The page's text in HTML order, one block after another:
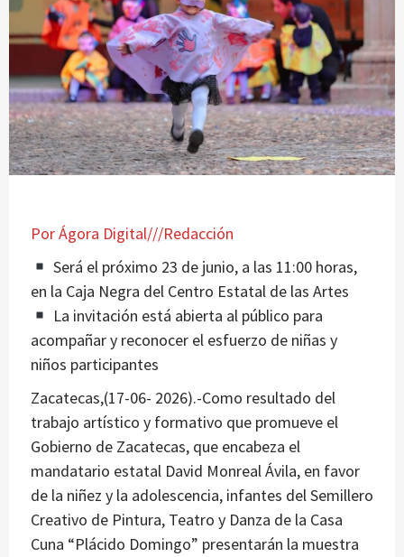
Por Ágora Digital///Redacción
Será el próximo 23 de junio, a las 11:00 horas,
en la Caja Negra del Centro Estatal de las Artes
La invitación está abierta al público para
acompañar y reconocer el esfuerzo de niñas y
niños participantes
Zacatecas,(17-06- 2026).-Como resultado del
trabajo artístico y formativo que promueve el
Gobierno de Zacatecas, que encabeza el
mandatario estatal David Monreal Ávila, en favor
de la niñez y la adolescencia, infantes del Semillero
Creativo de Pintura, Teatro y Danza de la Casa
Cuna “Plácido Domingo” presentarán la muestra